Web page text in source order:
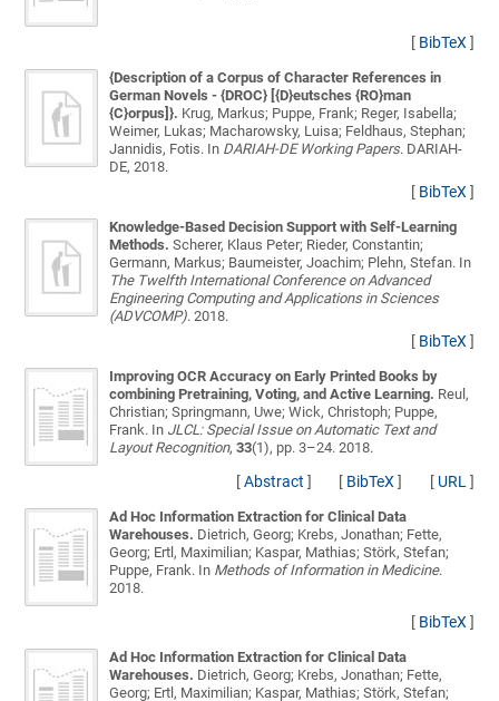
[ BibTeX ]
{Description of a Corpus of Character References in
German Novels - {DROC} [{D}eutsches {RO}man
{C}orpus]}. Krug, Markus; Puppe, Frank; Reger, Isabella;
Weimer, Lukas; Macharowsky, Luisa; Feldhaus, Stephan;
Jannidis, Fotis. In DARIAH-DE Working Papers. DARIAH-
DE, 2018.
[ BibTeX ]
Knowledge-Based Decision Support with Self-Learning
Methods. Scherer, Klaus Peter; Rieder, Constantin;
Germann, Markus; Baumeister, Joachim; Plehn, Stefan. In
The Twelfth International Conference on Advanced
Engineering Computing and Applications in Sciences
(ADVCOMP). 2018.
[ BibTeX ]
Improving OCR Accuracy on Early Printed Books by
combining Pretraining, Voting, and Active Learning. Reul,
Christian; Springmann, Uwe; Wick, Christoph; Puppe,
Frank. In JLCL: Special Issue on Automatic Text and
Layout Recognition,33(1), pp. 3–24. 2018.
[Abstract ] [ BibTeX ] [ URL ]
Ad Hoc Information Extraction for Clinical Data
Warehouses. Dietrich, Georg; Krebs, Jonathan; Fette,
Georg; Ertl, Maximilian; Kaspar, Mathias; Störk, Stefan;
Puppe, Frank. In Methods of Information in Medicine.
2018.
[ BibTeX ]
Ad Hoc Information Extraction for Clinical Data
Warehouses. Dietrich, Georg; Krebs, Jonathan; Fette,
Georg; Ertl, Maximilian; Kaspar, Mathias; Störk, Stefan;